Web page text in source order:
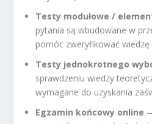
Testy modułowe /
pytania są wbudowane w
pomóc zweryfikować wiedzę
Testy jednokrotnego
sprawdzeniu wiedzy
wymagane do uzyskania
Egzamin końcowy online